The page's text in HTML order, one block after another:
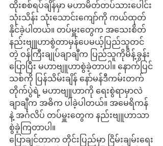
ထိုးစစ်ရပ်ချိန်မှာ မဟာမိတ်တပ်သားပေါင်း
သုံးသိန်း သုံးသောင်းကျော်ကို ကယ်ထုတ်
နိုင်ခဲ့ပါတယ်။ တပ်မှူးတွေက အသေးစိတ်
နည်းဗျူဟာစွဲတာမှန်ပေမယ့်ပြည်သူတင်
တဲ့ ဝန်ကြီးချုပ်ချာချီက ပြည်သူကိုမိန့်ခွန်း
ပြောပြီး မဟာဗျူဟာစွဲခဲ့တာပါ။ နောက်ပြင်
သစ်ကို ပြန်သိမ်းချိန် နော်မန်ဒီကမ်းတက်
တိုက်ပွဲရဲ့ မဟာဗျူဟာကို ရေးစွဲရာမှာလဲ
ချာချီက အဓိက ပါခဲ့ပါတယ်။ အမေရိကန်
နဲ့ အင်္ဂလိပ် တပ်မှူးတွေက နည်းဗျူဟာသာ
စွဲခဲ့ကြတာပါ။
ပြောချင်တာက တိုင်းပြည်မှာ ငြိမ်းချမ်းရေး